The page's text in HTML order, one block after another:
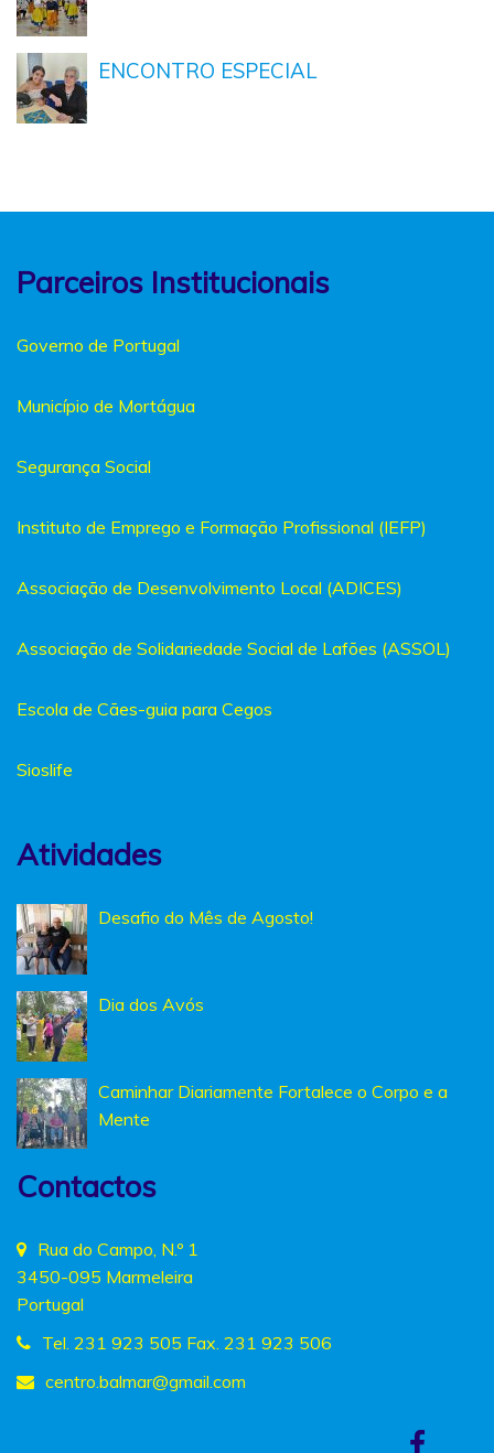
ENCONTRO ESPECIAL
Parceiros Institucionais
Governo de Portugal
Município de Mortágua
Segurança Social
Instituto de Emprego e Formação Profissional (IEFP)
Associação de Desenvolvimento Local (ADICES)
Associação de Solidariedade Social de Lafões (ASSOL)
Escola de Cães-guia para Cegos
Sioslife
Atividades
Desafio do Mês de Agosto!
Dia dos Avós
Caminhar Diariamente Fortalece o Corpo e a
Mente
Contactos
Rua do Campo, N.º 1
3450-095 Marmeleira
Portugal
Tel. 231 923 505 Fax. 231 923 506
centro.balmar@gmail.com